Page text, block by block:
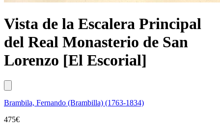
Vista de la Escalera Principal
del Real Monasterio de San
Lorenzo [El Escorial]
Brambila, Fernando (Brambilla) (1763-1834)
475€